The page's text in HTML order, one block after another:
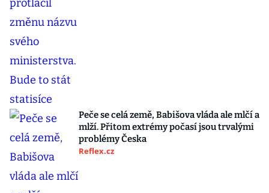
Peče se celá země, Babišova vláda ale mlčí a
mlží. Přitom extrémy počasí jsou trvalými
problémy Česka
Reflex.cz